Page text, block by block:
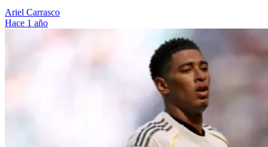
Ariel Carrasco
Hace 1 año